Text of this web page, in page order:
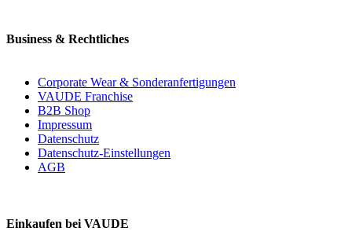
Business & Rechtliches
Corporate Wear & Sonderanfertigungen
VAUDE Franchise
B2B Shop
Impressum
Datenschutz
Datenschutz-Einstellungen
AGB
Einkaufen bei VAUDE